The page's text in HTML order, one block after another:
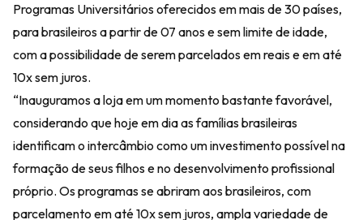
Programas Universitários oferecidos em mais de 30 países,
para brasileiros a partir de 07 anos e sem limite de idade,
com a possibilidade de serem parcelados em reais e em até
10x sem juros.
“Inauguramos a loja em um momento bastante favorável,
considerando que hoje em dia as famílias brasileiras
identificam o intercâmbio como um investimento possível na
formação de seus filhos e no desenvolvimento profissional
próprio. Os programas se abriram aos brasileiros, com
parcelamento em até 10x sem juros, ampla variedade de